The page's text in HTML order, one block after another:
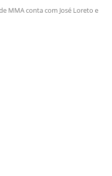
MMA conta com José Loreto e